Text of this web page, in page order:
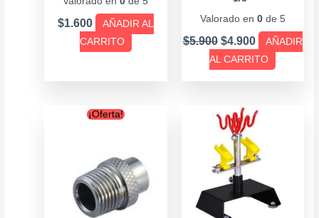
$1.600
AÑADIR AL
CARRITO
Valorado en 0de 5
$5.900 $4.900
AÑADIR
AL CARRITO
¡Oferta!
Original
$5.900.
Current
$4.900.